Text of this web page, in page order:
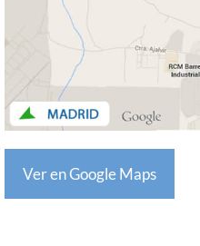
Ver en Google Maps